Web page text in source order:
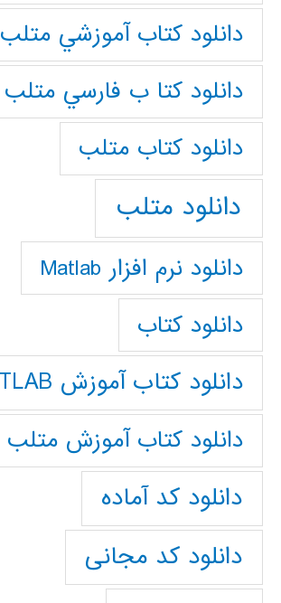
دانلود كتاب آموزشي متلب
دانلود كتا ب فارسي متلب
دانلود كتاب متلب
دانلود متلب
دانلود نرم افزار Matlab
دانلود کتاب
دانلود کتاب آموزش MATLAB
دانلود کتاب آموزش متلب
دانلود کد آماده
دانلود کد مجانی